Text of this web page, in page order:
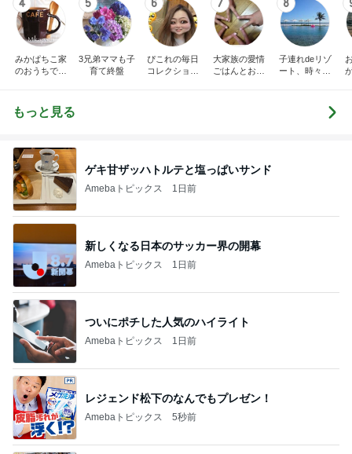
4
みかぱちこ家
のおうちでご
5
3兄弟ママも子
育て終盤
6
ぴこれの毎日
コレクション
7
大家族の愛情
ごはんとお弁
8
子連れdeリゾ
ート、時々キ
もっと見る
ゲキ甘ザッハトルテと塩っぱいサンド
Amebaトピックス 1日前
新しくなる日本のサッカー界の開幕
Amebaトピックス 1日前
ついにポチした人気のハイライト
Amebaトピックス 1日前
レジェンド松下のなんでもプレゼン！
Amebaトピックス 5秒前